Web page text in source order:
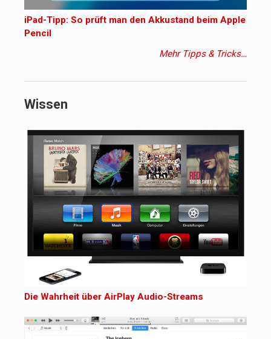
iPad-Tipp: So prüft man den Akkustand beim Apple
Pencil
Mehr Tipps & Tricks…
Wissen
Die Wahrheit über AirPlay Audio-Streams